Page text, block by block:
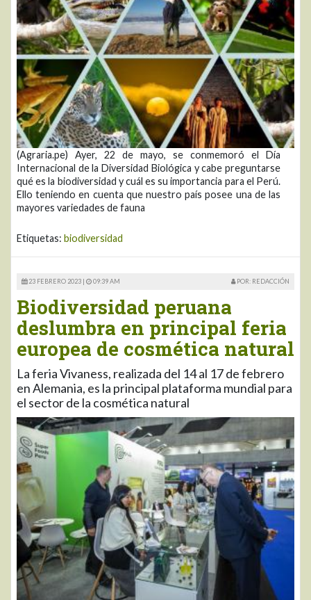
(Agraria.pe) Ayer, 22 de mayo, se conmemoró el Día
Internacional de la Diversidad Biológica y cabe preguntarse
qué es la biodiversidad y cuál es su importancia para el Perú.
Ello teniendo en cuenta que nuestro país posee una de las
mayores variedades de fauna
Etiquetas: biodiversidad
23 FEBRERO 2023 | 09:39 AM POR: REDACCIÓN
Biodiversidad peruana
deslumbra en principal feria
europea de cosmética natural
La feria Vivaness, realizada del 14 al 17 de febrero
en Alemania, es la principal plataforma mundial para
el sector de la cosmética natural